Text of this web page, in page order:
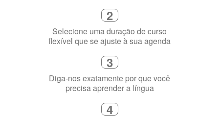
2
Selecione uma duração de curso
flexível que se ajuste à sua agenda
3
Diga-nos exatamente por que você
precisa aprender a língua
4